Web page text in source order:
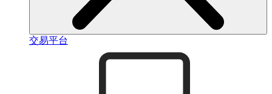
交易平台